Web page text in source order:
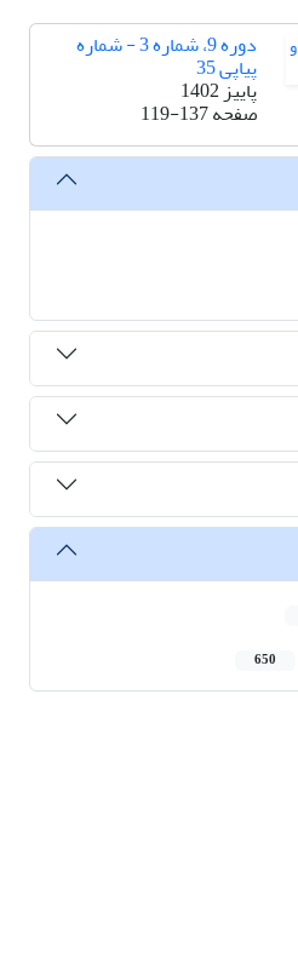
دوره 9، شماره 3 - شماره
پیاپی 35
پاییز 1402
صفحه119-137
650